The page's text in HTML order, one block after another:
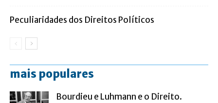
Peculiaridades dos Direitos Políticos
mais populares
Bourdieu e Luhmann e o Direito.